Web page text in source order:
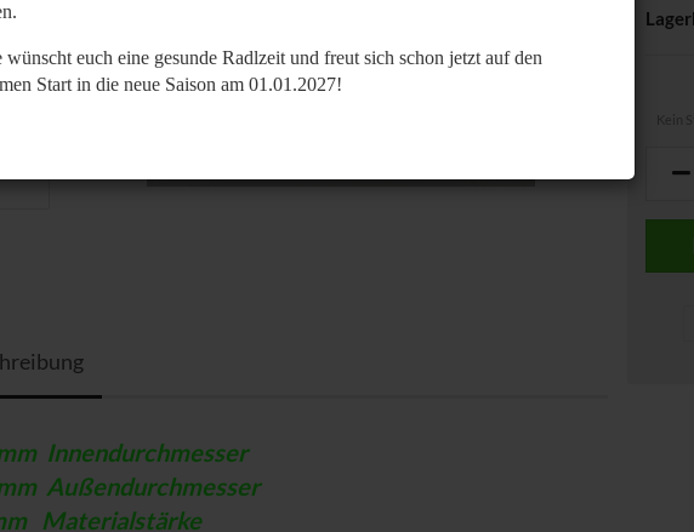
wünscht euch eine gesunde Radlzeit und freut sich schon jetzt auf den
Start in die neue Saison am 01.01.2027!
Innendurchmesser
Außendurchmesser
Materialstärke